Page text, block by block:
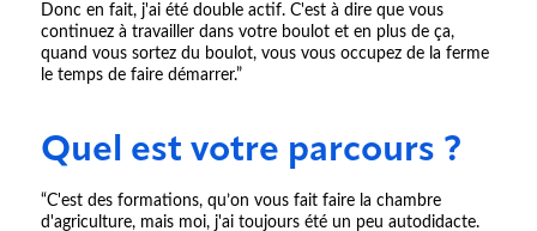
Donc en fait, j'ai été double actif. C'est à dire que vous
continuez à travailler dans votre boulot et en plus de ça,
quand vous sortez du boulot, vous vous occupez de la ferme
le temps de faire démarrer.”
Quel est votre parcours ?
“C'est des formations, qu’on vous fait faire la chambre
d'agriculture, mais moi, j'ai toujours été un peu autodidacte.